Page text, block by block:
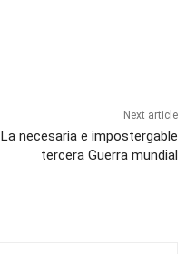
Next article
La necesaria e impostergable
tercera Guerra mundial